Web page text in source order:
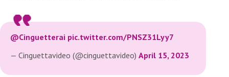
@Cinguetterai pic.twitter.com/PNSZ31Lyy7
— Cinguettavideo (@cinguettavideo) April 15, 2023